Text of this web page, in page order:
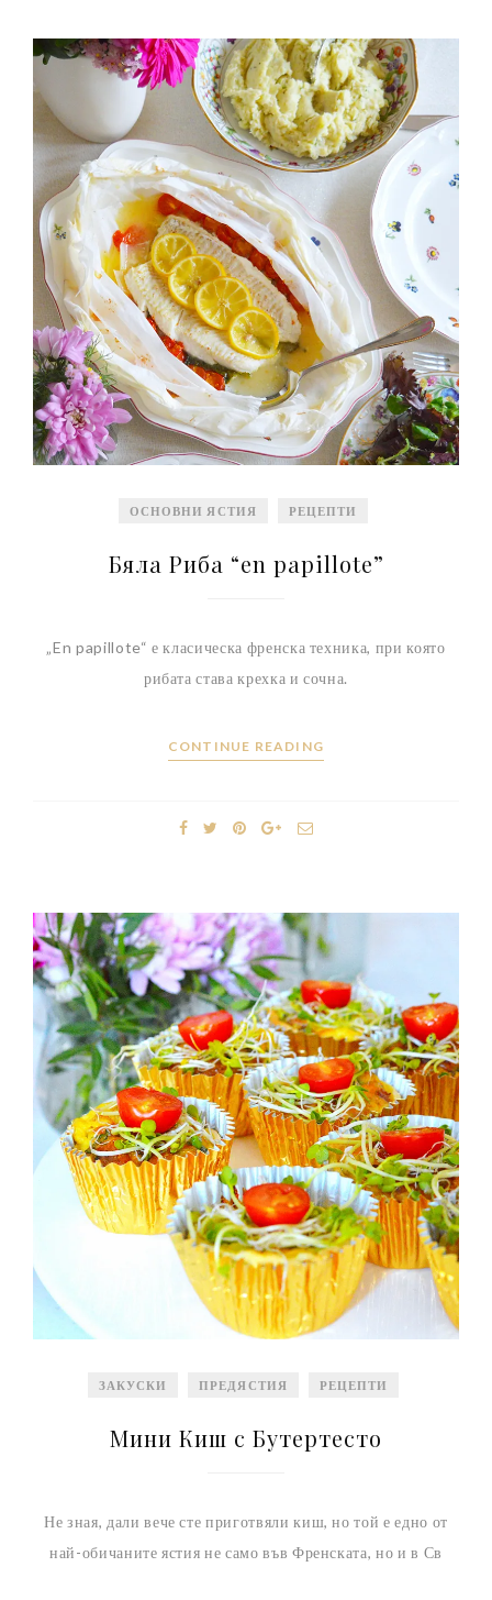
ОСНОВНИ ЯСТИЯ РЕЦЕПТИ
Бяла Риба “en papillote”
„En papillote“ е класическа френска техника, при която
рибата става крехка и сочна.
CONTINUE READING
ЗАКУСКИ ПРЕДЯСТИЯ РЕЦЕПТИ
Мини Киш с Бутертесто
Не зная, дали вече сте приготвяли киш, но той е едно от
най-обичаните ястия не само във Френската, но и в Св